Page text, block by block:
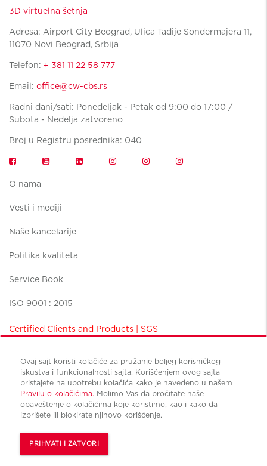
Ovaj sajt koristi kolačiće za pružanje boljeg korisničkog
iskustva i funkcionalnosti sajta. Korišćenjem ovog sajta
pristajete na upotrebu kolačića kako je navedeno u našem
Pravilu o kolačićima. Molimo Vas da pročitate naše
obaveštenje o kolačićima koje koristimo, kao i kako da
izbrišete ili blokirate njihovo korišćenje.
PRIHVATI I ZATVORI
3D virtuelna šetnja
Adresa: Airport City Beograd, Ulica Tadije Sondermajera 11,
11070 Novi Beograd, Srbija
Telefon: + 381 11 22 58 777
Email: office@cw-cbs.rs
Radni dani/sati: Ponedeljak - Petak od 9:00 do 17:00 /
Subota - Nedelja zatvoreno
Broj u Registru posrednika: 040
O nama
Vesti i mediji
Naše kancelarije
Politika kvaliteta
Service Book
ISO 9001 : 2015
Certified Clients and Products | SGS
Uslovi korišćenja
Politika privatnosti
Upravljanje kolačićima
© Copyright Cushman & Wakefield CBS international 2022.